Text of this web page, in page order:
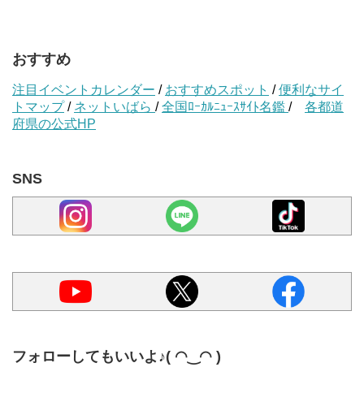
おすすめ
注目イベントカレンダー / おすすめスポット /便利なサイ
トマップ/ ネットいばら /全国ﾛｰｶﾙﾆｭｰｽｻｲﾄ名鑑 / 各都道
府県の公式HP
SNS
フォローしてもいいよ♪( ◠‿◠ )